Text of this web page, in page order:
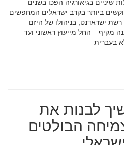
ביותר בקרב ישראלים המחפשים
רשת ישראדנט, בניהולו של היזם
מקיף – החל מייעוץ ראשוני ועד
לבנות את
הבולטים